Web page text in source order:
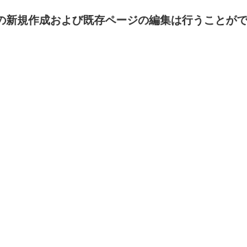
規作成および既存ページの編集は行うことが